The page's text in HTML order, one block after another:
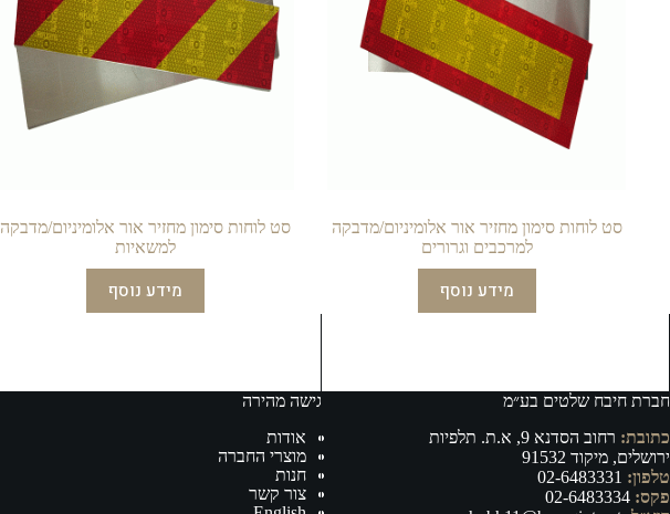
סט לוחות סימון מחזיר אור אלומיניום/מדבקה
למרכבים וגרורים
מידע נוסף
סט לוחות סימון מחזיר אור אלומיניום/מדבקה
למשאיות
מידע נוסף
חברת חיבח שלטים בע״מ
כתובת:
רחוב הסדנא 9, א.ת. תלפיות
ירושלים, מיקוד 91532
טלפון: 02-6483331
פקס:
גישה מהירה
אודות
מוצרי החברה
חנות
צור קשר